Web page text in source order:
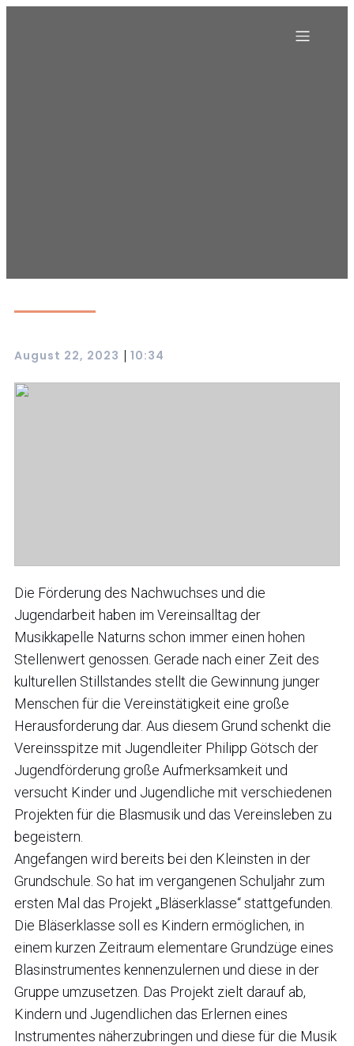
August 22, 2023 | 10:34
Die Förderung des Nachwuchses und die
Jugendarbeit haben im Vereinsalltag der
Musikkapelle Naturns schon immer einen hohen
Stellenwert genossen. Gerade nach einer Zeit des
kulturellen Stillstandes stellt die Gewinnung junger
Menschen für die Vereinstätigkeit eine große
Herausforderung dar. Aus diesem Grund schenkt die
Vereinsspitze mit Jugendleiter Philipp Götsch der
Jugendförderung große Aufmerksamkeit und
versucht Kinder und Jugendliche mit verschiedenen
Projekten für die Blasmusik und das Vereinsleben zu
begeistern.
Angefangen wird bereits bei den Kleinsten in der
Grundschule. So hat im vergangenen Schuljahr zum
ersten Mal das Projekt „Bläserklasse“ stattgefunden.
Die Bläserklasse soll es Kindern ermöglichen, in
einem kurzen Zeitraum elementare Grundzüge eines
Blasinstrumentes kennenzulernen und diese in der
Gruppe umzusetzen. Das Projekt zielt darauf ab,
Kindern und Jugendlichen das Erlernen eines
Instrumentes näherzubringen und diese für die Musik